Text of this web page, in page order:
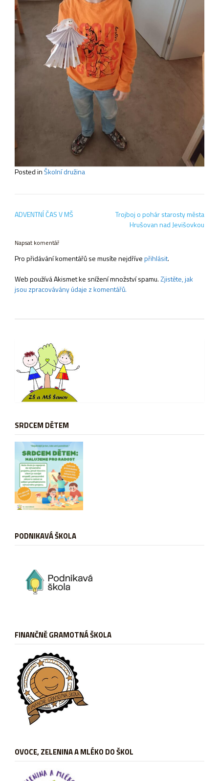
Posted inŠkolní družina
Navigace
ADVENTNÍ ČAS V MŠ
Trojboj o pohár starosty města
Hrušovan nad Jevišovkou
Napsat komentář
Pro přidávání komentářů se musíte nejdřívepřihlásit.
Web používá Akismet ke snížení množství spamu.Zjistěte, jak
jsou zpracovávány údaje z komentářů.
SRDCEM DĚTEM
PODNIKAVÁ ŠKOLA
FINANČNĚ GRAMOTNÁ ŠKOLA
OVOCE, ZELENINA A MLÉKO DO ŠKOL